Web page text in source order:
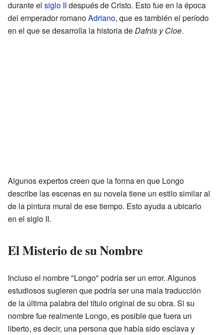
durante el siglo II después de Cristo. Esto fue en la época
del emperador romanoAdriano, que es también el período
en el que se desarrolla la historia deDafnis y Cloe.
Algunos expertos creen que la forma en que Longo
describe las escenas en su novela tiene un estilo similar al
de la pintura mural de ese tiempo. Esto ayuda a ubicarlo
en el siglo II.
El Misterio de su Nombre
Incluso el nombre "Longo" podría ser un error. Algunos
estudiosos sugieren que podría ser una mala traducción
de la última palabra del título original de su obra. Si su
nombre fue realmente Longo, es posible que fuera un
liberto, es decir, una persona que había sido esclava y